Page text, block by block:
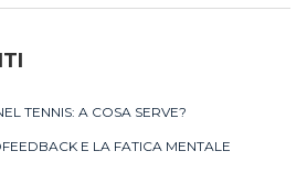
TENNIS: A COSA SERVE?
E LA FATICA MENTALE